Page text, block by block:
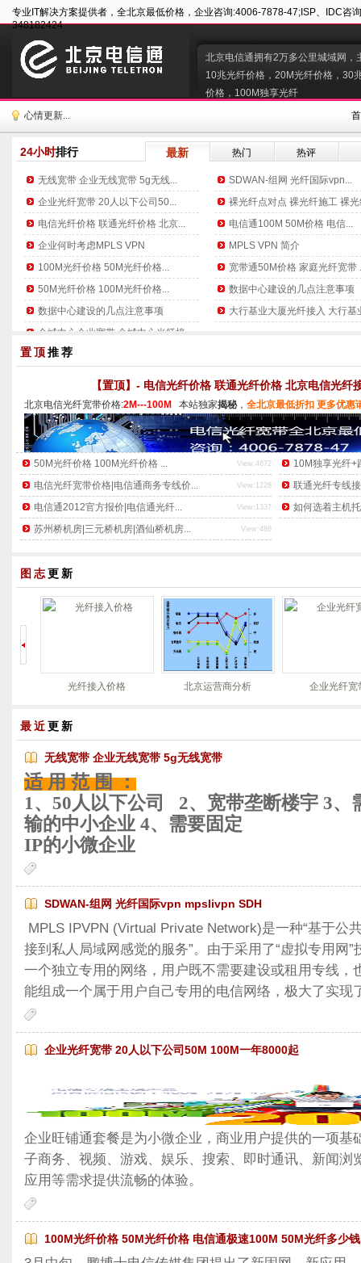
专业IT解决方案提供者，全北京最低价格，企业咨询:4006-7878-47;ISP、IDC咨
348182424
北京电信通拥有2万多公里城域网，
10兆光纤价格，20M光纤价格，30
价格，100M独享光纤
心情更新...
24小时排行 最新 热门 热评
无线宽带 企业无线宽带 5g无线...
SDWAN-组网 光纤国际vpn...
企业光纤宽带 20人以下公司50...
裸光纤点对点 裸光纤施工 裸光
电信光纤价格 联通光纤价格 北京...
电信通100M 50M价格 电信...
企业何时考虑MPLS VPN
MPLS VPN 简介
100M光纤价格 50M光纤价格...
宽带通50M价格 家庭光纤宽带
50M光纤价格 100M光纤价格...
数据中心建设的几点注意事项
数据中心建设的几点注意事项
大行基业大厦光纤接入 大行基
金城中心企业宽带 金城中心光纤接...
置顶推荐
【置顶】- 电信光纤价格 联通光纤价格 北京电信光纤
北京电信光纤宽带价格:2M---100M 本站独家揭秘， 全北京最低折扣 更多优惠
View:4672
50M光纤价格 100M光纤价格 ... 10M独享光纤+
View:1228
电信光纤宽带价格|电信通商务专线价... 联通光纤专线
View:1337
电信通2012官方报价|电信通光纤... 如何选着主机
View:486
苏州桥机房|三元桥机房|酒仙桥机房...
图志更新
光纤接入价格 北京运营商分析 企业光纤宽带
最近更新
无线宽带 企业无线宽带 5g无线宽带
适 用 范 围 ：
1、50人以下公司 2、宽带垄断楼宇 3、
输的中小企业 4、需要固定
IP的小微企业
SDWAN-组网 光纤国际vpn mpslivpn SDH
MPLS IPVPN (Virtual Private Network)是一种“基于公
接到私人局域网感觉的服务”。由于采用了“虚拟专用网
一个独立专用的网络，用户既不需要建设或租用专线，
能组成一个属于用户自己专用的电信网络，极大了实现
企业光纤宽带 20人以下公司50M 100M一年8000起
企业旺铺通套餐是为小微企业，商业用户提供的一项基
子商务、视频、游戏、娱乐、搜索、即时通讯、新闻浏
应用等需求提供流畅的体验。
100M光纤价格 50M光纤价格 电信通极速100M 50M光纤多少钱